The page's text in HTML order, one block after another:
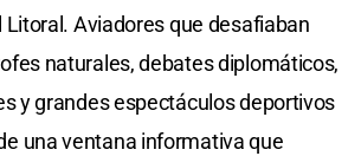
Litoral. Aviadores que desafiaban
naturales, debates diplomáticos,
y grandes espectáculos deportivos
una ventana informativa que